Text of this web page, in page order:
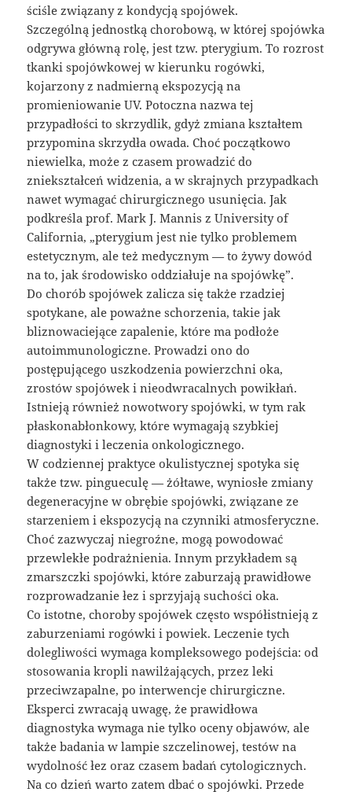
ściśle związany z kondycją spojówek.
Szczególną jednostką chorobową, w której spojówka
odgrywa główną rolę, jest tzw. pterygium. To rozrost
tkanki spojówkowej w kierunku rogówki,
kojarzony z nadmierną ekspozycją na
promieniowanie UV. Potoczna nazwa tej
przypadłości to skrzydlik, gdyż zmiana kształtem
przypomina skrzydła owada. Choć początkowo
niewielka, może z czasem prowadzić do
zniekształceń widzenia, a w skrajnych przypadkach
nawet wymagać chirurgicznego usunięcia. Jak
podkreśla prof. Mark J. Mannis z University of
California, „pterygium jest nie tylko problemem
estetycznym, ale też medycznym — to żywy dowód
na to, jak środowisko oddziałuje na spojówkę”.
Do chorób spojówek zalicza się także rzadziej
spotykane, ale poważne schorzenia, takie jak
bliznowaciejące zapalenie, które ma podłoże
autoimmunologiczne. Prowadzi ono do
postępującego uszkodzenia powierzchni oka,
zrostów spojówek i nieodwracalnych powikłań.
Istnieją również nowotwory spojówki, w tym rak
płaskonabłonkowy, które wymagają szybkiej
diagnostyki i leczenia onkologicznego.
W codziennej praktyce okulistycznej spotyka się
także tzw. pingueculę — żółtawe, wyniosłe zmiany
degeneracyjne w obrębie spojówki, związane ze
starzeniem i ekspozycją na czynniki atmosferyczne.
Choć zazwyczaj niegroźne, mogą powodować
przewlekłe podrażnienia. Innym przykładem są
zmarszczki spojówki, które zaburzają prawidłowe
rozprowadzanie łez i sprzyjają suchości oka.
Co istotne, choroby spojówek często współistnieją z
zaburzeniami rogówki i powiek. Leczenie tych
dolegliwości wymaga kompleksowego podejścia: od
stosowania kropli nawilżających, przez leki
przeciwzapalne, po interwencje chirurgiczne.
Eksperci zwracają uwagę, że prawidłowa
diagnostyka wymaga nie tylko oceny objawów, ale
także badania w lampie szczelinowej, testów na
wydolność łez oraz czasem badań cytologicznych.
Na co dzień warto zatem dbać o spojówki. Przede